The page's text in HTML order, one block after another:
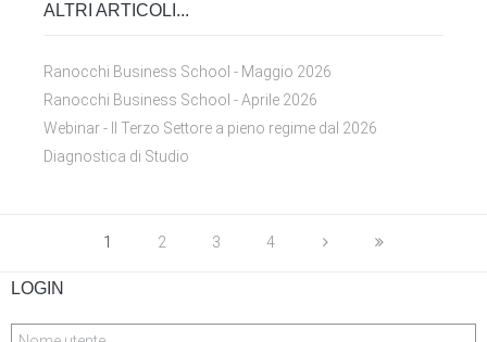
ALTRI ARTICOLI...
Ranocchi Business School - Maggio 2026
Ranocchi Business School - Aprile 2026
Webinar - Il Terzo Settore a pieno regime dal 2026
Diagnostica di Studio
1 2 3 4
LOGIN